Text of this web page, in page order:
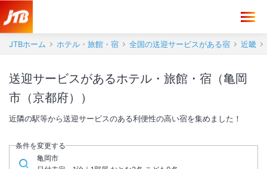
JTBホーム ホテル・旅館・宿 全国の送迎サービスがある宿 近畿
送迎サービスがあるホテル・旅館・宿（亀岡
市（京都府））
近隣の駅等から送迎サービスのある利便性の高い宿を集めました！
条件を変更する
亀岡市